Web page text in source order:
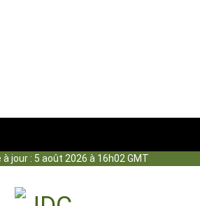
jour : 5 août 2026 à 16h02 GMT